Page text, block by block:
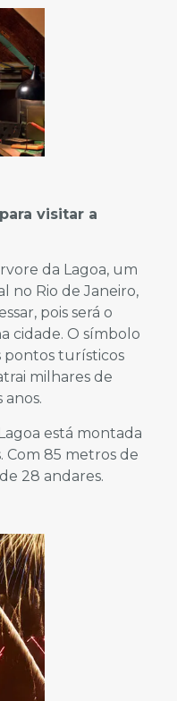
visitar a
da Lagoa, um
no Rio de Janeiro,
pois será o
cidade. O símbolo
pontos turísticos
milhares de
está montada
Com 85 metros de
28 andares.